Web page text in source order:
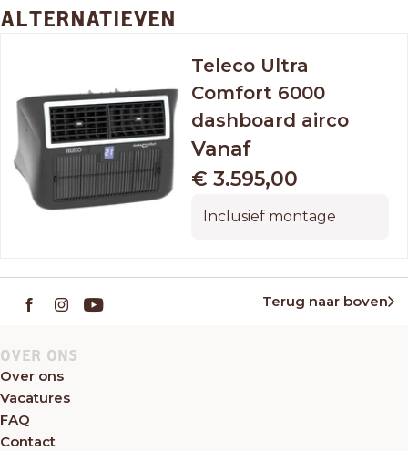
ALTERNATIEVEN
Teleco Ultra
Comfort 6000
dashboard airco
Vanaf
€ 3.595,00
Inclusief montage
Terug naar boven
OVER ONS
Over ons
Vacatures
FAQ
Contact